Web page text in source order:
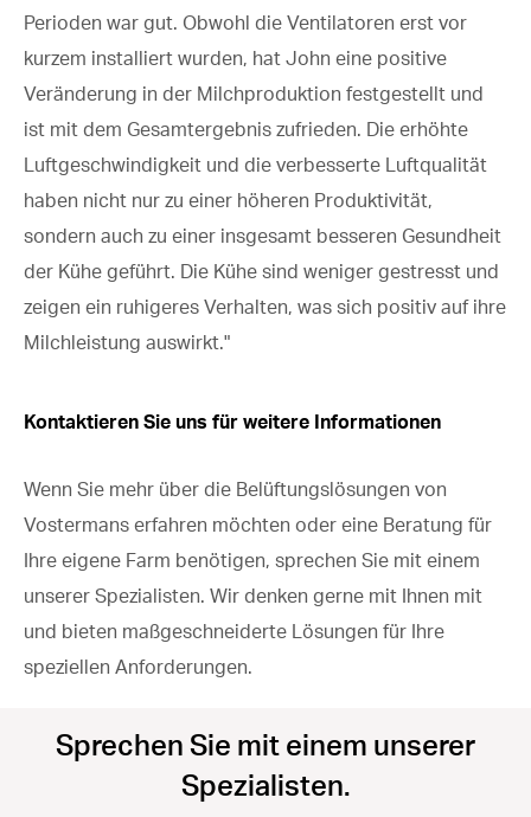
Perioden war gut. Obwohl die Ventilatoren erst vor
kurzem installiert wurden, hat John eine positive
Veränderung in der Milchproduktion festgestellt und
ist mit dem Gesamtergebnis zufrieden. Die erhöhte
Luftgeschwindigkeit und die verbesserte Luftqualität
haben nicht nur zu einer höheren Produktivität,
sondern auch zu einer insgesamt besseren Gesundheit
der Kühe geführt. Die Kühe sind weniger gestresst und
zeigen ein ruhigeres Verhalten, was sich positiv auf ihre
Milchleistung auswirkt."
Kontaktieren Sie uns für weitere Informationen
Wenn Sie mehr über die Belüftungslösungen von
Vostermans erfahren möchten oder eine Beratung für
Ihre eigene Farm benötigen, sprechen Sie mit einem
unserer Spezialisten. Wir denken gerne mit Ihnen mit
und bieten maßgeschneiderte Lösungen für Ihre
speziellen Anforderungen.
Sprechen Sie mit einem unserer
Spezialisten.